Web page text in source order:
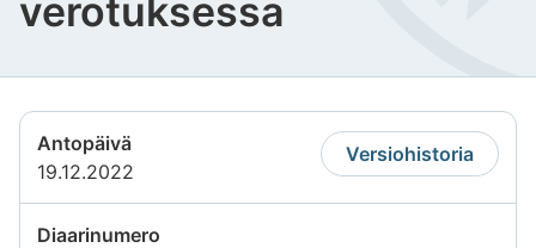
verotuksessa
Antopäivä
19.12.2022
Versiohistoria
Diaarinumero